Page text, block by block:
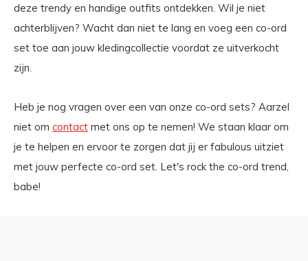
deze trendy en handige outfits ontdekken. Wil je niet
achterblijven? Wacht dan niet te lang en voeg een co-ord
set toe aan jouw kledingcollectie voordat ze uitverkocht
zijn.
Heb je nog vragen over een van onze co-ord sets? Aarzel
niet om contact met ons op te nemen! We staan klaar om
je te helpen en ervoor te zorgen dat jij er fabulous uitziet
met jouw perfecte co-ord set. Let's rock the co-ord trend,
babe!